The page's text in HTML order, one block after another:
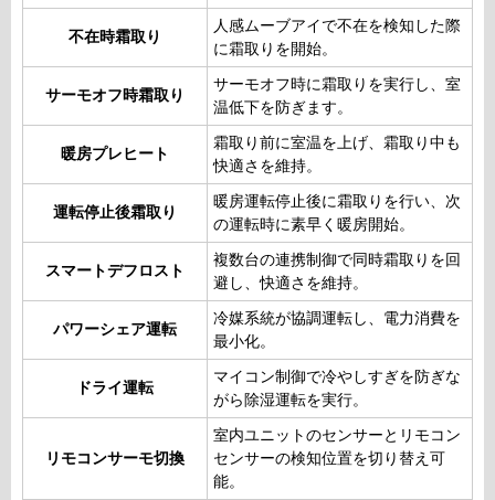
不在時霜取り
人感ムーブアイで不在を検知した際
に霜取りを開始。
サーモオフ時霜取り
サーモオフ時に霜取りを実行し、室
温低下を防ぎます。
暖房プレヒート
霜取り前に室温を上げ、霜取り中も
快適さを維持。
運転停止後霜取り
暖房運転停止後に霜取りを行い、次
の運転時に素早く暖房開始。
スマートデフロスト
複数台の連携制御で同時霜取りを回
避し、快適さを維持。
パワーシェア運転
冷媒系統が協調運転し、電力消費を
最小化。
ドライ運転
マイコン制御で冷やしすぎを防ぎな
がら除湿運転を実行。
リモコンサーモ切換
室内ユニットのセンサーとリモコン
センサーの検知位置を切り替え可
能。